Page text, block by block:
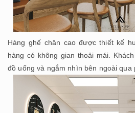
Hàng ghế chân cao được thiết kế
hàng có không gian thoải mái.
đồ uống và ngắm nhìn bên ngoài qua